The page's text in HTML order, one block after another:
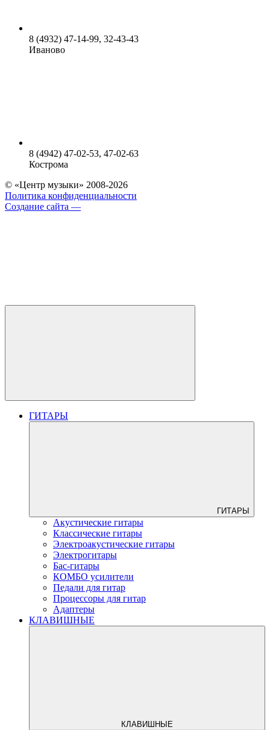
8 (4932) 47-14-99, 32-43-43
Иваново
8 (4942) 47-02-53, 47-02-63
Кострома
© «Центр музыки» 2008-2026
Политика конфиденциальности
Создание сайта —
ГИТАРЫ
ГИТАРЫ
Акустические гитары
Классические гитары
Электроакустические гитары
Электрогитары
Бас-гитары
КОМБО усилители
Педали для гитар
Процессоры для гитар
Адаптеры
КЛАВИШНЫЕ
КЛАВИШНЫЕ